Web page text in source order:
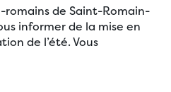
romains de Saint-Romain-
informer de la mise en
de l’été. Vous